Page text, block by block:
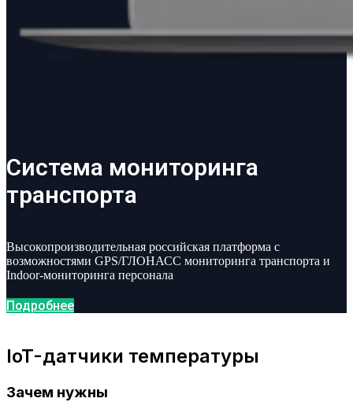
Система мониторинга
транспорта
Высокопроизводительная российская платформа с
возможностями GPS/ГЛОНАСС мониторинга транспорта и
Indoor-мониторинга персонала
Подробнее
IoT-датчики температуры
Зачем нужны